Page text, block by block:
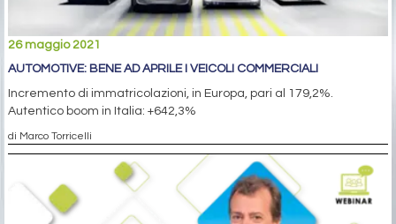
26 maggio 2021
AUTOMOTIVE: BENE AD APRILE I VEICOLI COMMERCIALI
Incremento di immatricolazioni, in Europa, pari al 179,2%.
Autentico boom in Italia: +642,3%
di Marco Torricelli